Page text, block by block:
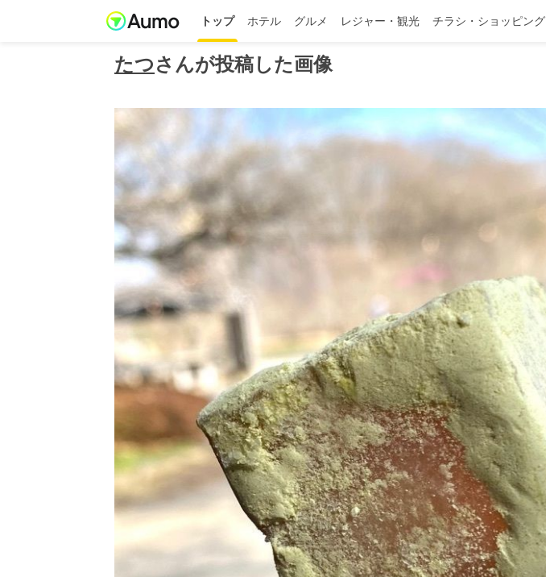
トップ ホテル グルメ レジャー・観光 チラシ・ショッピング
たつさんが投稿した画像